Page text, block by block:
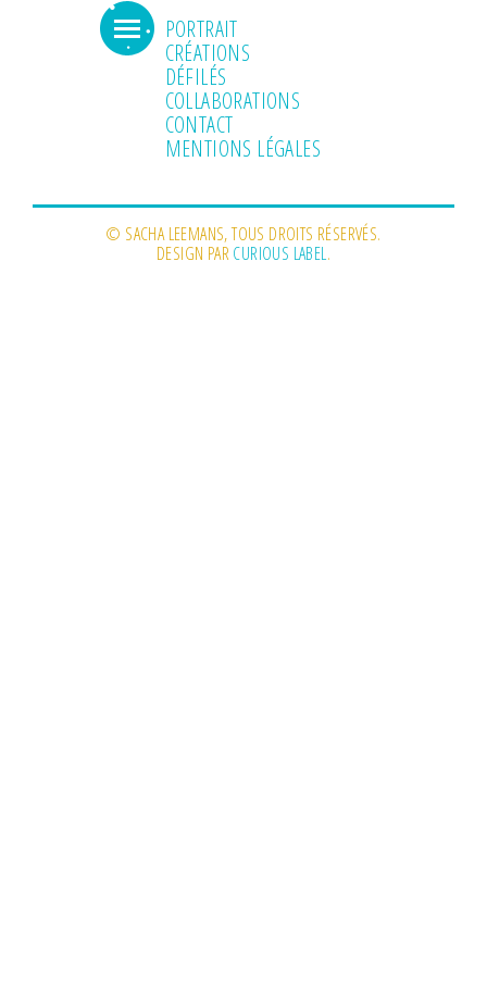
PORTRAIT
CRÉATIONS
DÉFILÉS
COLLABORATIONS
CONTACT
MENTIONS LÉGALES
© SACHA LEEMANS, TOUS DROITS RÉSERVÉS.
DESIGN PARCURIOUS LABEL.